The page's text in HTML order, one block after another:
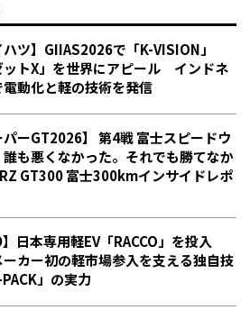
ハツ】GIIAS2026で「K-VISION」
ットX」を世界にアピール インドネ
電動化と軽の技術を発信
パーGT2026】 第4戦 富士スピードウ
も悪くなかった。それでも勝てなか
GT300 富士300kmインサイドレポ
】日本専用軽EV「RACCO」を投入
カー初の軽市場参入を支える独自技
」の実力